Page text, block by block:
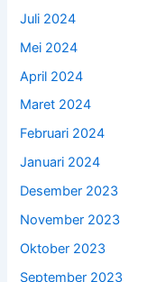
Juli 2024
Mei 2024
April 2024
Maret 2024
Februari 2024
Januari 2024
Desember 2023
November 2023
Oktober 2023
September 2023